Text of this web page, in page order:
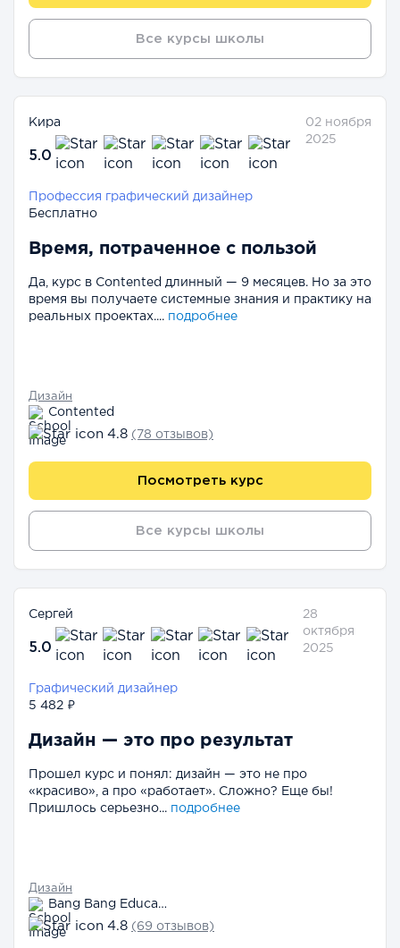
Все курсы школы
Кира
5.0
02 ноября
2025
Профессия графический дизайнер
Бесплатно
Время, потраченное с пользой
Да, курс в Contented длинный — 9 месяцев. Но за это
время вы получаете системные знания и практику на
реальных проектах.... подробнее
Дизайн
Contented
4.8 (78 отзывов)
Посмотреть курс
Все курсы школы
Сергей
5.0
28
октября
2025
Графический дизайнер
5 482 ₽
Дизайн — это про результат
Прошел курс и понял: дизайн — это не про
«красиво», а про «работает». Сложно? Еще бы!
Пришлось серьезно... подробнее
Дизайн
Bang Bang Education
4.8 (69 отзывов)